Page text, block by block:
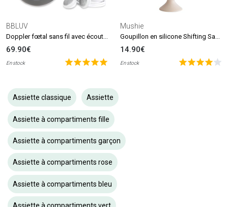
BBLUV
69.90€
En stock
Mushie
14.90€
En stock
Assiette classique Assiette
Assiette à compartiments fille
Assiette à compartiments garçon
Assiette à compartiments rose
Assiette à compartiments bleu